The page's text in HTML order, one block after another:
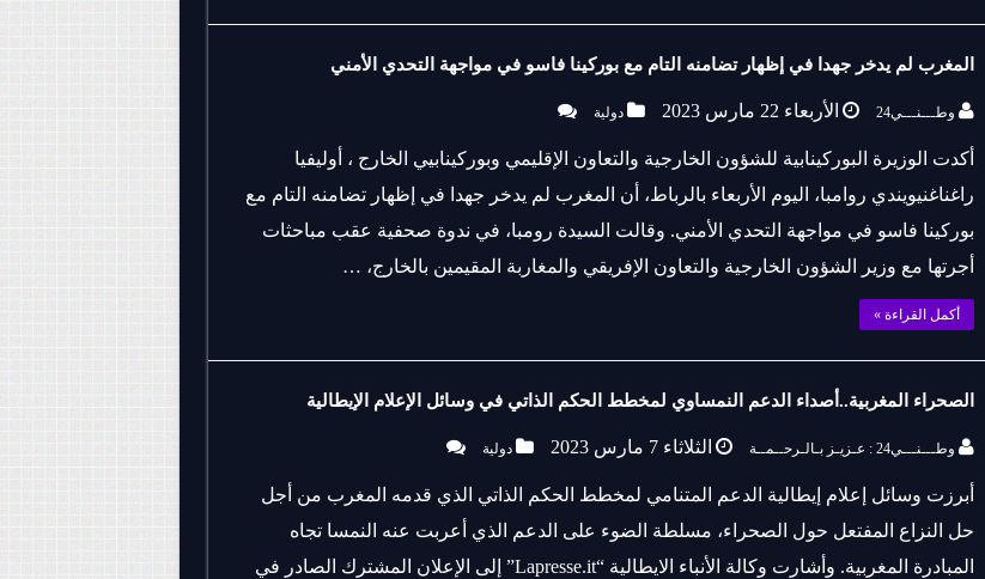
المغرب لم يدخر جهدا في إظهار تضامنه التام مع بوركينا فاسو في مواجهة التحدي الأمني
وطـــنـــي24 الأربعاء 22 مارس 2023 دولية
أكدت الوزيرة البوركينابية للشؤون الخارجية والتعاون الإقليمي وبوركينابيي الخارج ، أوليفيا
راغناغنيويندي روامبا، اليوم الأربعاء بالرباط، أن المغرب لم يدخر جهدا في إظهار تضامنه التام مع
بوركينا فاسو في مواجهة التحدي الأمني. وقالت السيدة رومبا، في ندوة صحفية عقب مباحثات
أجرتها مع وزير الشؤون الخارجية والتعاون الإفريقي والمغاربة المقيمين بالخارج، …
أكمل القراءة »
الصحراء المغربية..أصداء الدعم النمساوي لمخطط الحكم الذاتي في وسائل الإعلام الإيطالية
وطـــنـــي24 : عـزيـز بـالـرحــمــة الثلاثاء 7 مارس 2023 دولية
أبرزت وسائل إعلام إيطالية الدعم المتنامي لمخطط الحكم الذاتي الذي قدمه المغرب من أجل
حل النزاع المفتعل حول الصحراء، مسلطة الضوء على الدعم الذي أعربت عنه النمسا تجاه
المبادرة المغربية. وأشارت وكالة الأنباء الايطالية “Lapresse.it” إلى الإعلان المشترك الصادر في